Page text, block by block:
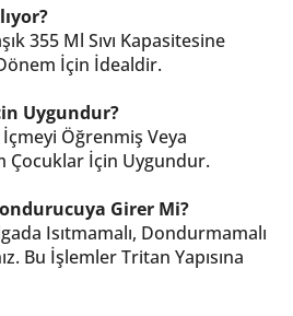
355 Ml Sıvı Kapasitesine
İçin İdealdir.
Uygundur?
Öğrenmiş Veya
Çocuklar İçin Uygundur.
Girer Mi?
Isıtmamalı, Dondurmamalı
Bu İşlemler Tritan Yapısına